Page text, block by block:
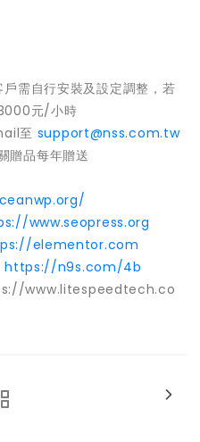
需自行安裝及設定調整，若
元/小時
至 support@nss.com.tw
贈品每年贈送
www.seopress.org
elementor.com
https://n9s.com/4b
www.litespeedtech.co